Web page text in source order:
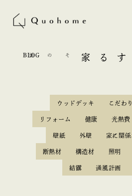
BLOG 長持ちする家
その他
ウッドデッキ こだわり
リフォーム 健康 光熱費
壁紙 外壁 家に関係
断熱材 構造材 照明
結露 通風計画